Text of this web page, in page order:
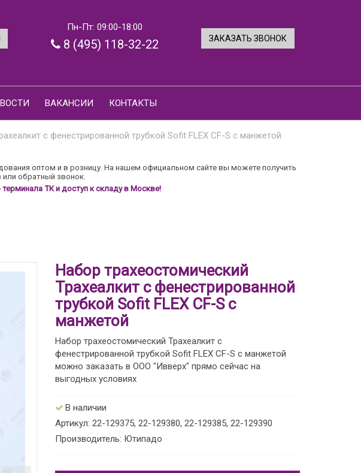
Пн-Пт: 09:00-18:00
8 (495) 118-32-22 ЗАКАЗАТЬ ЗВОНОК
ВАКАНСИИ КОНТАКТЫ
с фенестрированной трубкой Sofit FLEX CF-S с манжетой
оптом и в розницу. На нашем официальном сайте вы можете получить
обратный звонок.
ТК и доступ к складу в Москве!
Набор трахеостомический
Трахеалкит с фенестрированной
трубкой Sofit FLEX CF-S с
манжетой
Набор трахеостомический Трахеалкит с
фенестрированной трубкой Sofit FLEX CF-S с манжетой
можно заказать в ООО "Ивверх" прямо сейчас на
выгодных условиях
В наличии
Артикул: 22-129375, 22-129380, 22-129385, 22-129390
Производитель: Ютипадо